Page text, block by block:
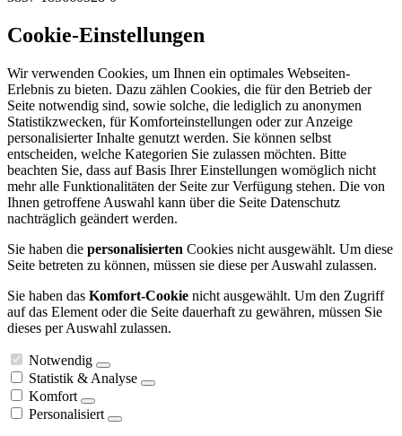
Cookie-Einstellungen
Wir verwenden Cookies, um Ihnen ein optimales Webseiten-
Erlebnis zu bieten. Dazu zählen Cookies, die für den Betrieb der
Seite notwendig sind, sowie solche, die lediglich zu anonymen
Statistikzwecken, für Komforteinstellungen oder zur Anzeige
personalisierter Inhalte genutzt werden. Sie können selbst
entscheiden, welche Kategorien Sie zulassen möchten. Bitte
beachten Sie, dass auf Basis Ihrer Einstellungen womöglich nicht
mehr alle Funktionalitäten der Seite zur Verfügung stehen. Die von
Ihnen getroffene Auswahl kann über die Seite Datenschutz
nachträglich geändert werden.
Sie haben die personalisierten Cookies nicht ausgewählt. Um diese
Seite betreten zu können, müssen sie diese per Auswahl zulassen.
Sie haben das Komfort-Cookie nicht ausgewählt. Um den Zugriff
auf das Element oder die Seite dauerhaft zu gewähren, müssen Sie
dieses per Auswahl zulassen.
Notwendig
Statistik & Analyse
Komfort
Personalisiert